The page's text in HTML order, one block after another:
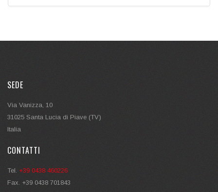
SEDE
Via Vanizza, 10
31025 Santa Lucia di Piave (TV)
Italia
CONTATTI
Tel. +39 0438 460226
Fax. +39 0438 701843